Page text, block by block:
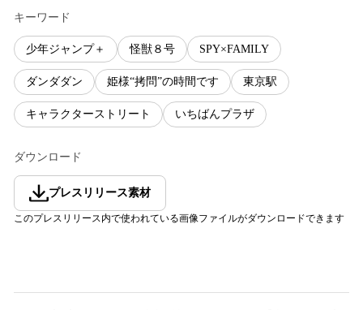
キーワード
少年ジャンプ＋ 怪獣８号 SPY×FAMILY
ダンダダン 姫様“拷問”の時間です 東京駅
キャラクターストリート いちばんプラザ
ダウンロード
プレスリリース素材
このプレスリリース内で使われている画像ファイルがダウンロードできます